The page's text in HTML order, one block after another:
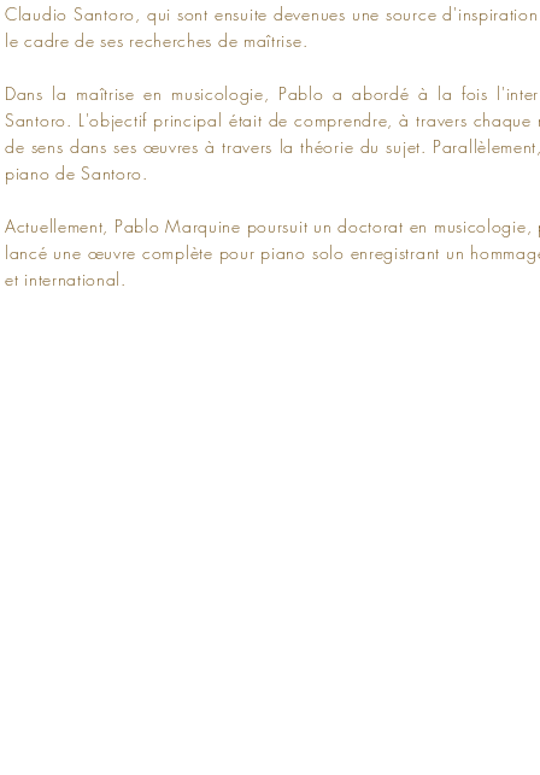
Claudio Santoro, qui sont ensuite devenues une source
le cadre de ses recherches de maîtrise.
Dans la maîtrise en musicologie, Pablo a abordé à la fois
Santoro. L'objectif principal était de comprendre, à travers chaque
de sens dans ses œuvres à travers la théorie du sujet.
piano de Santoro.
Actuellement, Pablo Marquine poursuit un doctorat en
lancé une œuvre complète pour piano solo enregistrant un
et international.